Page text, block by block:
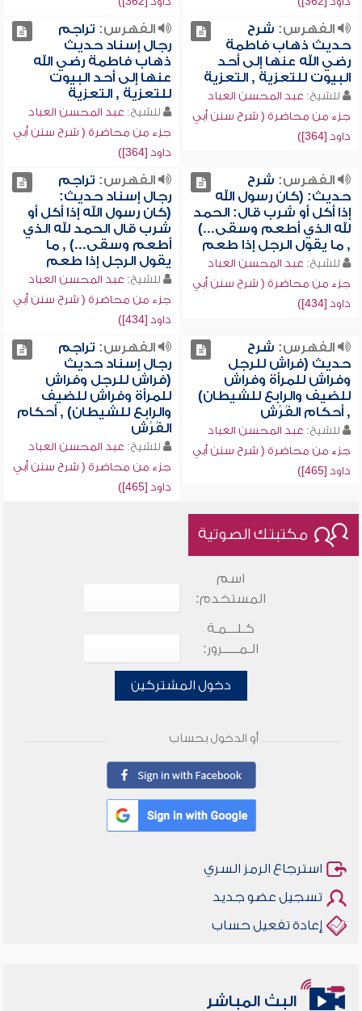
الفهرس: شرح
حديث ذهاب فاطمة
رضي الله عنها إلى أحد
البيوت للتعزية , التعزية
للشيخ: عبد المحسن العباد
جزء من محاضرة ( شرح سنن أبي
داود [364])
الفهرس: تراجم
رجال إسناد حديث
ذهاب فاطمة رضي الله
عنها إلى أحد البيوت
للتعزية , التعزية
للشيخ: عبد المحسن العباد
جزء من محاضرة ( شرح سنن أبي
داود [364])
الفهرس: شرح
حديث: (كان رسول الله
إذا أكل أو شرب قال: الحمد
لله الذي أطعم وسقى...)
, ما يقول الرجل إذا طعم
للشيخ: عبد المحسن العباد
جزء من محاضرة ( شرح سنن أبي
داود [434])
الفهرس: تراجم
رجال إسناد حديث:
(كان رسول الله إذا أكل أو
شرب قال الحمد لله الذي
أطعم وسقى...) , ما
يقول الرجل إذا طعم
للشيخ: عبد المحسن العباد
جزء من محاضرة ( شرح سنن أبي
داود [434])
الفهرس: شرح
حديث (فراش للرجل
وفراش للمرأة وفراش
للضيف والرابع للشيطان)
, أحكام الفُرُش
للشيخ: عبد المحسن العباد
جزء من محاضرة ( شرح سنن أبي
داود [465])
الفهرس: تراجم
رجال إسناد حديث
(فراش للرجل وفراش
للمرأة وفراش للضيف
والرابع للشيطان) , أحكام
الفُرُش
للشيخ: عبد المحسن العباد
جزء من محاضرة ( شرح سنن أبي
داود [465])
مكتبتك الصوتية
اسم
المستخدم:
كـلـــمـة
الـمـــــرور:
دخول المشتركين
أو الدخول بحساب
استرجاع الرمز السري
تسجيل عضو جديد
إعادة تفعيل حساب
البث المباشر